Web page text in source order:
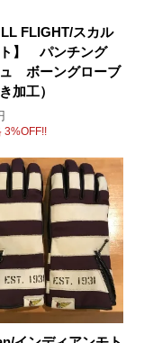
FLIGHT/スカル
ト】 パンチング
ュ ボーングローブ
加工）
3%OFF!!